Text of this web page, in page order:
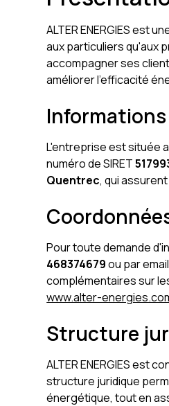
ALTER ENERGIES est
aux particuliers qu'aux
accompagner ses
améliorer l'efficacité
L'entreprise est située
numéro de SIRET
Quentrec, qui
Pour toute demande
468374679ou par
complémentaires sur
www.alter-
Structure
ALTER ENERGIES est
structure juridique
énergétique, tout en